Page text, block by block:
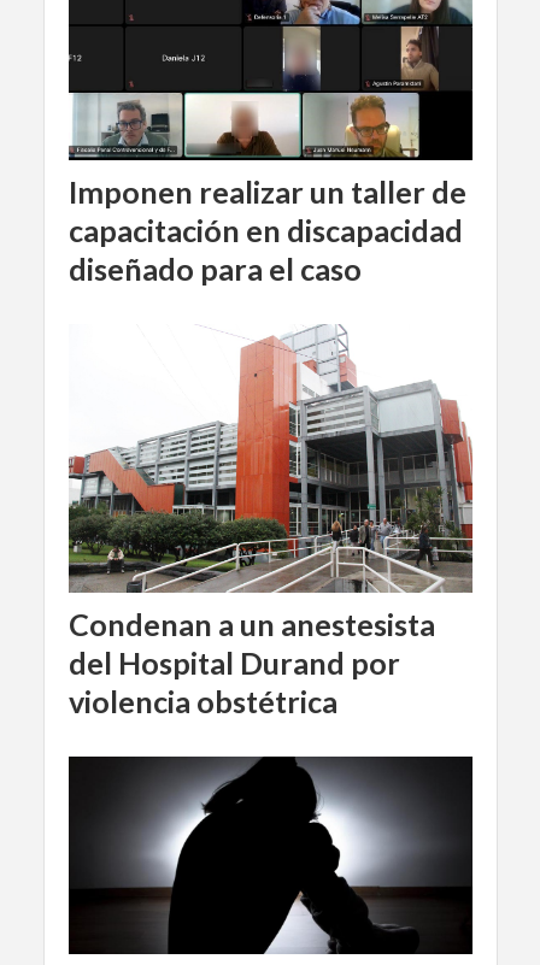
Imponen realizar un taller de
capacitación en discapacidad
diseñado para el caso
Condenan a un anestesista
del Hospital Durand por
violencia obstétrica